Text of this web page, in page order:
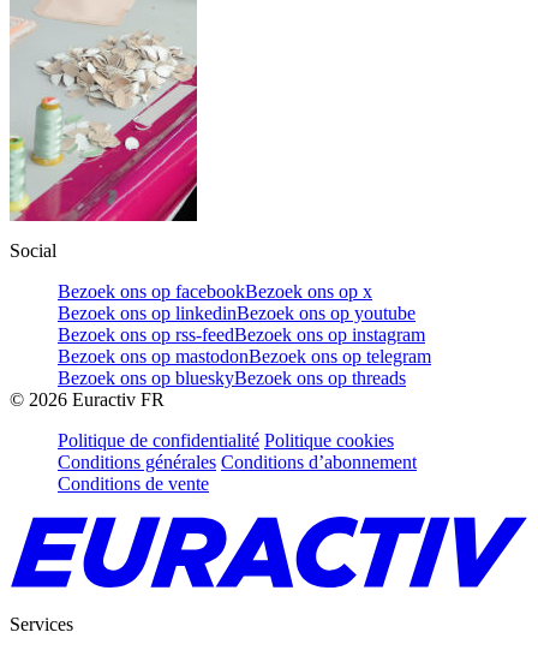
Social
Bezoek ons op facebookBezoek ons op x
Bezoek ons op linkedinBezoek ons op youtube
Bezoek ons op rss-feedBezoek ons op instagram
Bezoek ons op mastodonBezoek ons op telegram
Bezoek ons op blueskyBezoek ons op threads
© 2026 Euractiv FR
Politique de confidentialité Politique cookies
Conditions générales Conditions d’abonnement
Conditions de vente
Services